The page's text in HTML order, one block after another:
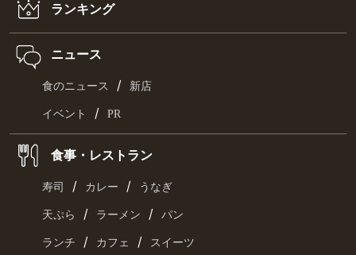
ランキング
ニュース
食のニュース / 新店
イベント / PR
食事・レストラン
寿司 / カレー / うなぎ
天ぷら / ラーメン / パン
ランチ / カフェ / スイーツ